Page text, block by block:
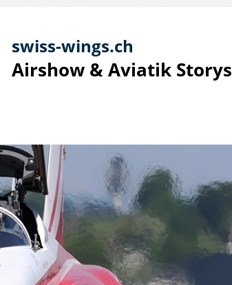
swiss-wings.ch
Airshow & Aviatik Storys